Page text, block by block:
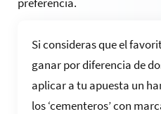
Si consideras que el
ganar por diferencia de
aplicar a tu apuesta un
los ‘cementeros’ con